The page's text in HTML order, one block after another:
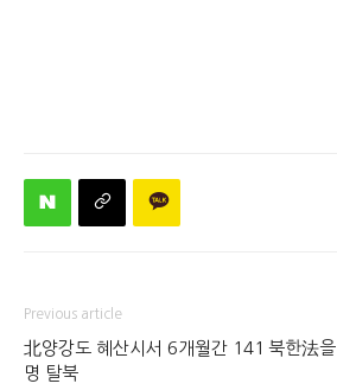
Previous article
北양강도 혜산시서 6개월간 141
명 탈북
북한法